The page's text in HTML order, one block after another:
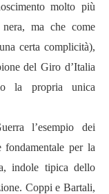
molto più
ma che come
certa complicità),
del Giro d’Italia
la propria unica
l’esempio dei
fondamentale per la
indole tipica dello
Coppi e Bartali,